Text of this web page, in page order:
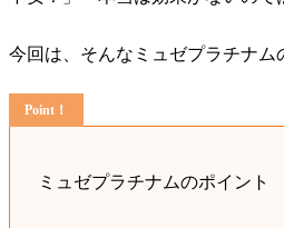
今回は、そんなミュゼプラチナム
ミュゼプラチナムのポイント